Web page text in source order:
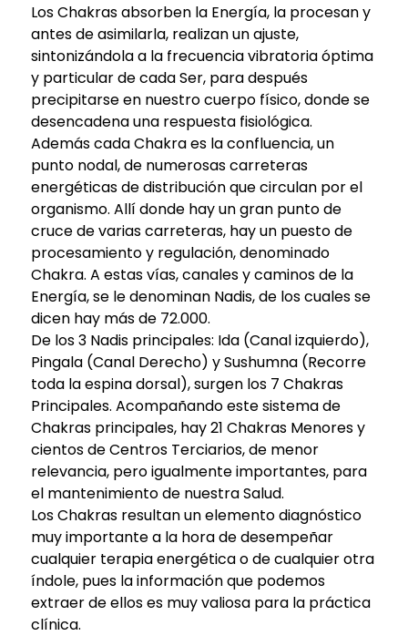
Los Chakras absorben la Energía, la procesan y
antes de asimilarla, realizan un ajuste,
sintonizándola a la frecuencia vibratoria óptima
y particular de cada Ser, para después
precipitarse en nuestro cuerpo físico, donde se
desencadena una respuesta fisiológica.
Además cada Chakra es la confluencia, un
punto nodal, de numerosas carreteras
energéticas de distribución que circulan por el
organismo. Allí donde hay un gran punto de
cruce de varias carreteras, hay un puesto de
procesamiento y regulación, denominado
Chakra. A estas vías, canales y caminos de la
Energía, se le denominan Nadis, de los cuales se
dicen hay más de 72.000.
De los 3 Nadis principales: Ida (Canal izquierdo),
Pingala (Canal Derecho) y Sushumna (Recorre
toda la espina dorsal), surgen los 7 Chakras
Principales. Acompañando este sistema de
Chakras principales, hay 21 Chakras Menores y
cientos de Centros Terciarios, de menor
relevancia, pero igualmente importantes, para
el mantenimiento de nuestra Salud.
Los Chakras resultan un elemento diagnóstico
muy importante a la hora de desempeñar
cualquier terapia energética o de cualquier otra
índole, pues la información que podemos
extraer de ellos es muy valiosa para la práctica
clínica.